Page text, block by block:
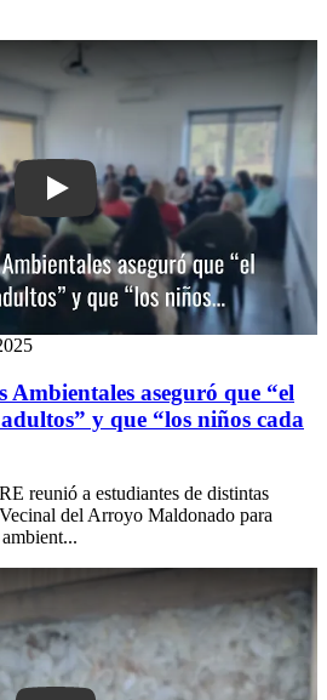
Play: Docente de Conflictos
Ambientales aseguró que “el
y que “los niños cada
reunió a estudiantes de distintas
del Arroyo Maldonado para